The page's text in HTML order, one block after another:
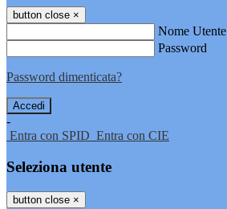
button close ×
Nome Utente
Password
Password dimenticata?
-
Entra con SPID Entra con CIE
Seleziona utente
button close ×